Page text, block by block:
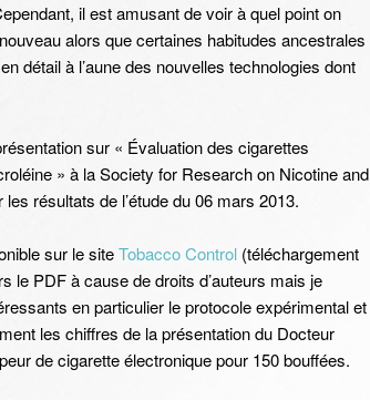
il est amusant de voir à quel point on
alors que certaines habitudes ancestrales
détail à l’aune des nouvelles technologies dont
sur « Évaluation des cigarettes
» à la Society for Research on Nicotine and
résultats de l’étude du 06 mars 2013.
sur le siteTobacco Control(téléchargement
le PDF à cause de droits d’auteurs mais je
en particulier le protocole expérimental et
les chiffres de la présentation du Docteur
de cigarette électronique pour 150 bouffées.